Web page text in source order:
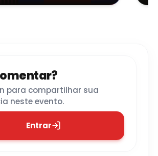
Abdo Alfagali"- Votuporanga
para compartilhar sua
neste evento.
Entrar